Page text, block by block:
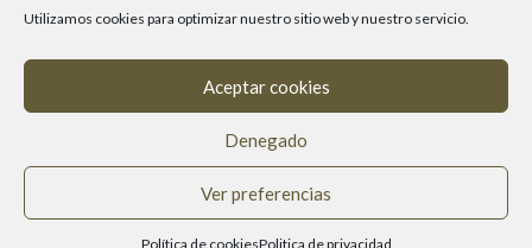
Utilizamos cookies para optimizar nuestro sitio web y nuestro servicio.
Aceptar cookies
Denegado
Ver preferencias
Política de cookiesPolitica de privacidad
T. 955 472 903 / M. 682 058 961 / #RedSevillaSinGluten
info@redsevillasingluten.org/
www.redsevillasingluten.org